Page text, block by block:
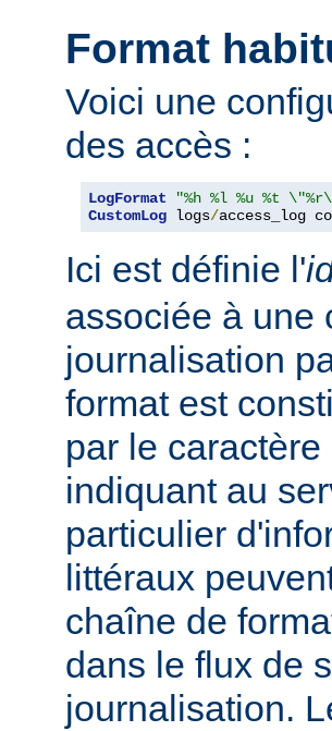
Format
Voici une
des accès :
LogFormat "%h %l %u %t
CustomLog logs/access_log
Ici est définie l'
associée à une
journalisation
format est
par le
indiquant au
particulier
littéraux
chaîne de
dans le flux de
journalisation.